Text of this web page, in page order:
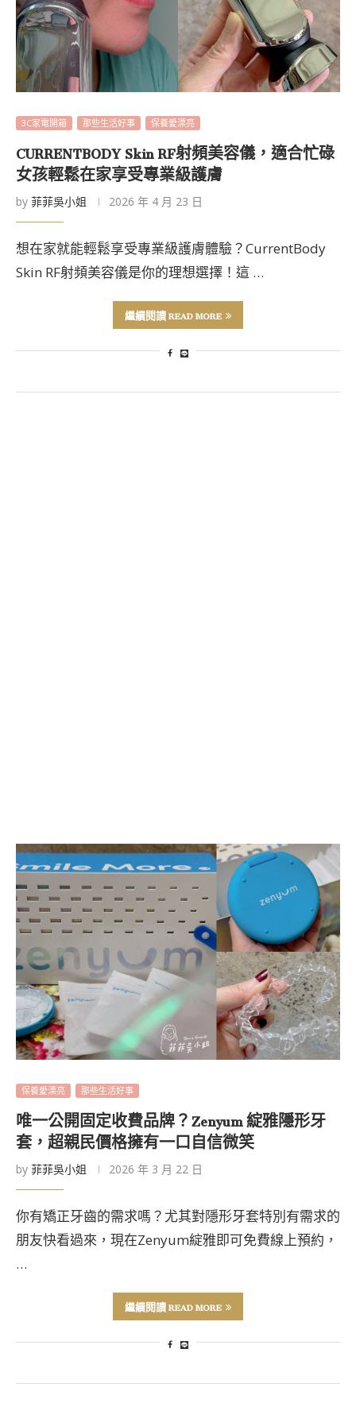
3C家電開箱 那些生活好事 保養愛漂亮
CURRENTBODY Skin RF射頻美容儀，適合忙碌
女孩輕鬆在家享受專業級護膚
by 菲菲吳小姐 2026 年 4 月 23 日
想在家就能輕鬆享受專業級護膚體驗？CurrentBody
Skin RF射頻美容儀是你的理想選擇！這 …
繼續閱讀 READ MORE
保養愛漂亮 那些生活好事
唯一公開固定收費品牌？Zenyum 綻雅隱形牙
套，超親民價格擁有一口自信微笑
by 菲菲吳小姐 2026 年 3 月 22 日
你有矯正牙齒的需求嗎？尤其對隱形牙套特別有需求的
朋友快看過來，現在Zenyum綻雅即可免費線上預約，
…
繼續閱讀 READ MORE